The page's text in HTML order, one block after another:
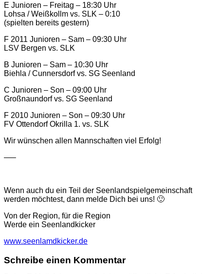
E Junioren – Freitag – 18:30 Uhr
Lohsa / Weißkollm vs. SLK – 0:10
(spielten bereits gestern)
F 2011 Junioren – Sam – 09:30 Uhr
LSV Bergen vs. SLK
B Junioren – Sam – 10:30 Uhr
Biehla / Cunnersdorf vs. SG Seenland
C Junioren – Son – 09:00 Uhr
Großnaundorf vs. SG Seenland
F 2010 Junioren – Son – 09:30 Uhr
FV Ottendorf Okrilla 1. vs. SLK
Wir wünschen allen Mannschaften viel Erfolg!
—–
Wenn auch du ein Teil der Seenlandspielgemeinschaft
werden möchtest, dann melde Dich bei uns! 🙂
Von der Region, für die Region
Werde ein Seenlandkicker
www.seenlamdkicker.de
Schreibe einen Kommentar